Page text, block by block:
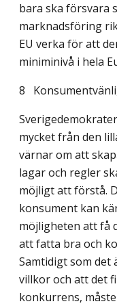
bara ska försvara
marknadsföring
EU verka för att
miniminivå i hela
8
mycket från den
värnar om att
lagar och regler
möjligt att förstå.
konsument kan
möjligheten att få
att fatta bra och
Samtidigt som
villkor och att det
konkurrens,